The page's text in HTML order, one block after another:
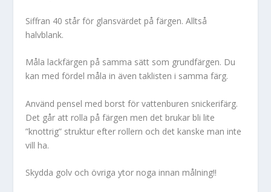
Siffran 40 står för glansvärdet på färgen. Alltså
halvblank.
Måla lackfärgen på samma sätt som grundfärgen. Du
kan med fördel måla in även taklisten i samma färg.
Använd pensel med borst för vattenburen snickerifärg.
Det går att rolla på färgen men det brukar bli lite
”knottrig” struktur efter rollern och det kanske man inte
vill ha.
Skydda golv och övriga ytor noga innan målning!!